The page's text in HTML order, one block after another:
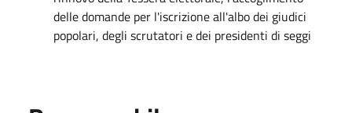
delle domande per l'iscrizione all'albo dei giudici
popolari, degli scrutatori e dei presidenti di seggi